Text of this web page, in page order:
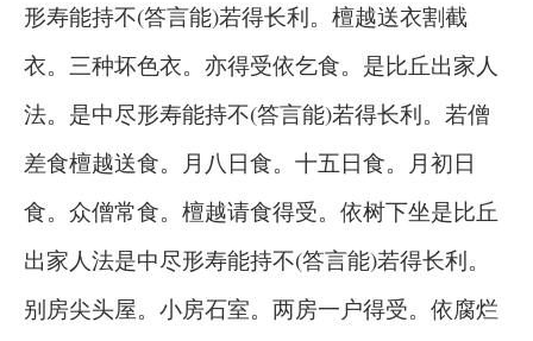
形寿能持不(答言能)若得长利。檀越送衣割截
衣。三种坏色衣。亦得受依乞食。是比丘出家人
法。是中尽形寿能持不(答言能)若得长利。若僧
差食檀越送食。月八日食。十五日食。月初日
食。众僧常食。檀越请食得受。依树下坐是比丘
出家人法是中尽形寿能持不(答言能)若得长利。
别房尖头屋。小房石室。两房一户得受。依腐烂